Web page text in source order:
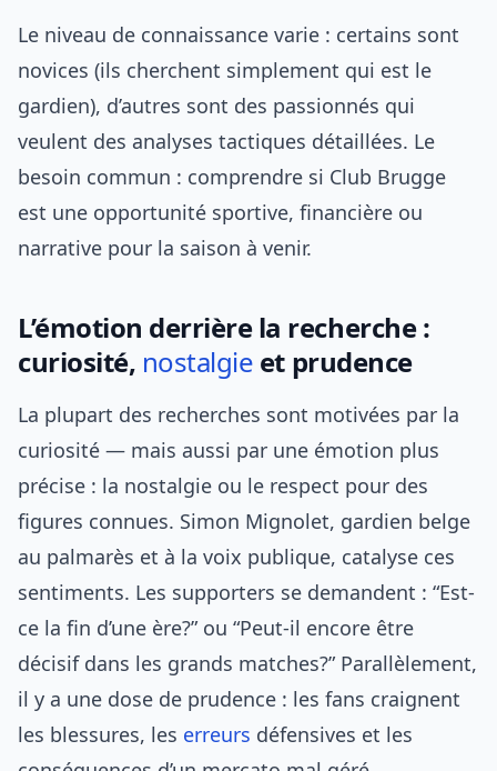
Le niveau de connaissance varie : certains sont
novices (ils cherchent simplement qui est le
gardien), d’autres sont des passionnés qui
veulent des analyses tactiques détaillées. Le
besoin commun : comprendre si Club Brugge
est une opportunité sportive, financière ou
narrative pour la saison à venir.
L’émotion derrière la recherche :
curiosité, nostalgie et prudence
La plupart des recherches sont motivées par la
curiosité — mais aussi par une émotion plus
précise : la nostalgie ou le respect pour des
figures connues. Simon Mignolet, gardien belge
au palmarès et à la voix publique, catalyse ces
sentiments. Les supporters se demandent : “Est-
ce la fin d’une ère?” ou “Peut-il encore être
décisif dans les grands matches?” Parallèlement,
il y a une dose de prudence : les fans craignent
les blessures, les erreurs défensives et les